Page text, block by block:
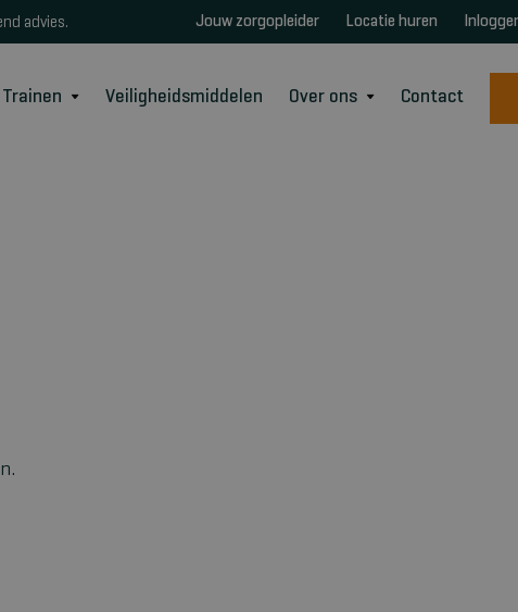
advies. Jouw zorgopleider Locatie huren
Veiligheidsmiddelen Over ons Contact